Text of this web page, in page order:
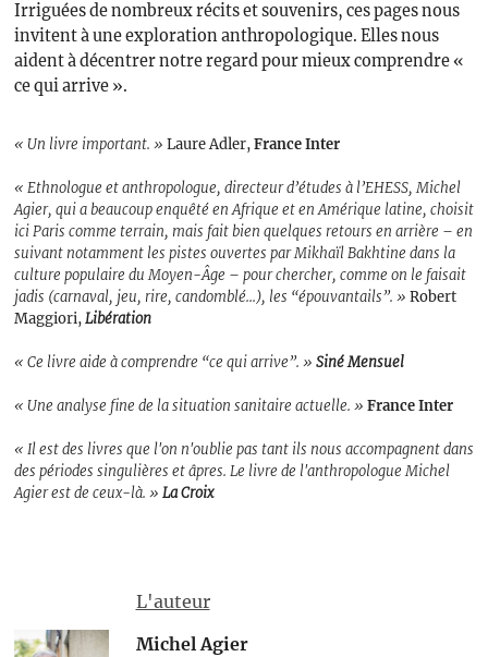
Irriguées de nombreux récits et souvenirs, ces pages nous
invitent à une exploration anthropologique. Elles nous
aident à décentrer notre regard pour mieux comprendre «
ce qui arrive ».
« Un livre important. » Laure Adler,France Inter
« Ethnologue et anthropologue, directeur d’études à l’EHESS, Michel
Agier, qui a beaucoup enquêté en Afrique et en Amérique latine, choisit
ici Paris comme terrain, mais fait bien quelques retours en arrière – en
suivant notamment les pistes ouvertes par Mikhaïl Bakhtine dans la
culture populaire du Moyen-Âge – pour chercher, comme on le faisait
jadis (carnaval, jeu, rire, candomblé...), les “épouvantails”. » Robert
Maggiori,Libération
« Ce livre aide à comprendre “ce qui arrive”. » Siné Mensuel
« Une analyse fine de la situation sanitaire actuelle. » France Inter
« Il est des livres que l'on n'oublie pas tant ils nous accompagnent dans
des périodes singulières et âpres. Le livre de l'anthropologue Michel
Agier est de ceux-là. » La Croix
L'auteur
Michel Agier